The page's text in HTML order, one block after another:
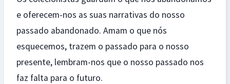
e oferecem-nos as suas narrativas do nosso
passado abandonado. Amam o que nós
esquecemos, trazem o passado para o nosso
presente, lembram-nos que o nosso passado nos
faz falta para o futuro.